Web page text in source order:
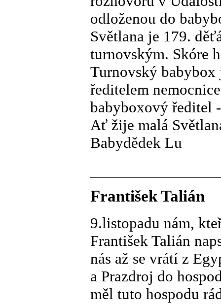
odloženou do
Světlana je 179.
turnovským. Skóre
Turnovský babybox
ředitelem
babyboxový ředitel
Ať žije malá
Babydědek Lu
František Talián
9.listopadu nám,
František Talián
nás až se vrátí z
a Prazdroj do
měl tuto hospodu